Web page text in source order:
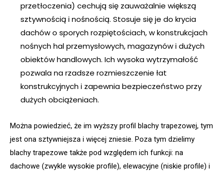
przetłoczenia) cechują się zauważalnie większą
sztywnością i nośnością. Stosuje się je do krycia
dachów o sporych rozpiętościach, w konstrukcjach
nośnych hal przemysłowych, magazynów i dużych
obiektów handlowych. Ich wysoka wytrzymałość
pozwala na rzadsze rozmieszczenie łat
konstrukcyjnych i zapewnia bezpieczeństwo przy
dużych obciążeniach.
Można powiedzieć, że im wyższy profil blachy trapezowej, tym
jest ona sztywniejsza i więcej zniesie. Poza tym dzielimy
blachy trapezowe także pod względem ich funkcji: na
dachowe (zwykle wysokie profile), elewacyjne (niskie profile) i